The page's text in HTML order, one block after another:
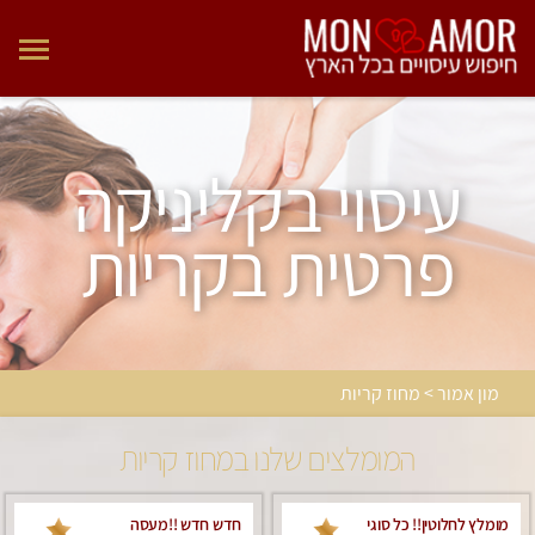
עיסוי בקליניקה
פרטית בקריות
מון אמור > מחוז קריות
המומלצים שלנו במחוז קריות
מומלץ לחלוטין!! כל סוגי
חדש חדש !!מעסה